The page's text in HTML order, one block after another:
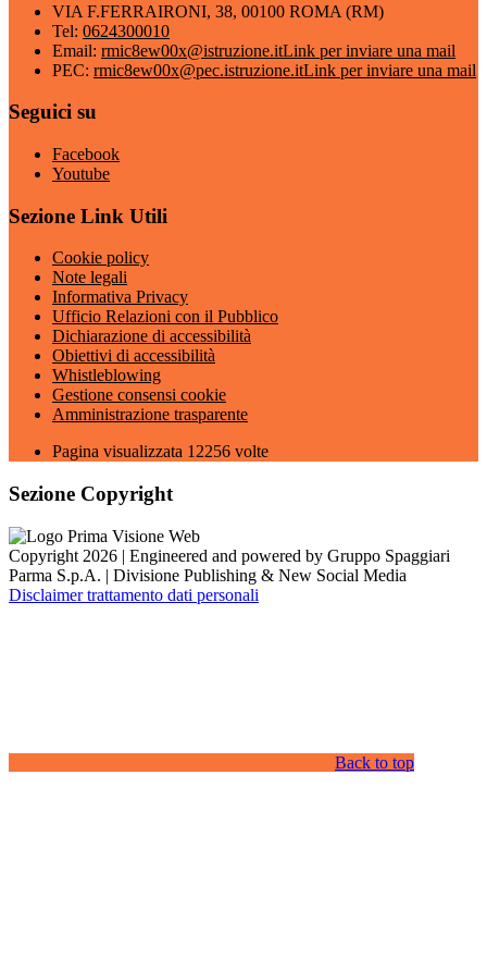
VIA F.FERRAIRONI, 38, 00100 ROMA (RM)
Tel: 0624300010
Email: rmic8ew00x@istruzione.itLink per inviare una mail
PEC: rmic8ew00x@pec.istruzione.itLink per inviare una mail
Seguici su
Facebook
Youtube
Sezione Link Utili
Cookie policy
Note legali
Informativa Privacy
Ufficio Relazioni con il Pubblico
Dichiarazione di accessibilità
Obiettivi di accessibilità
Whistleblowing
Gestione consensi cookie
Amministrazione trasparente
Pagina visualizzata 12256 volte
Sezione Copyright
Copyright 2026 | Engineered and powered by Gruppo Spaggiari
Parma S.p.A. | Divisione Publishing & New Social Media
Disclaimer trattamento dati personali
Back to top